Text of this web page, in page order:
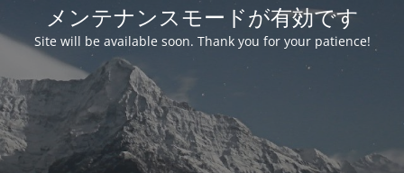
メンテナンスモードが有効です
Site will be available soon. Thank you for your patience!